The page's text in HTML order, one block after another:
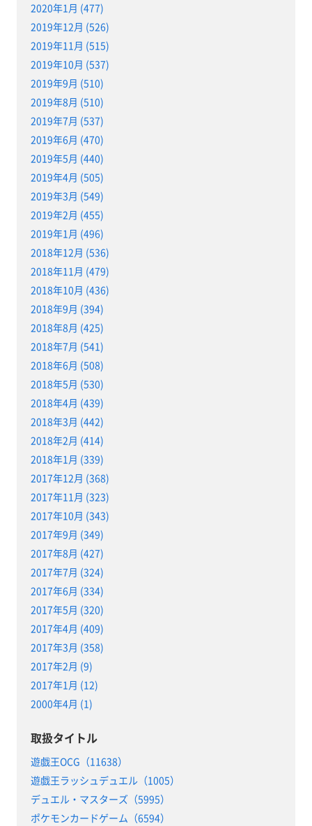
2020年1月 (477)
2019年12月 (526)
2019年11月 (515)
2019年10月 (537)
2019年9月 (510)
2019年8月 (510)
2019年7月 (537)
2019年6月 (470)
2019年5月 (440)
2019年4月 (505)
2019年3月 (549)
2019年2月 (455)
2019年1月 (496)
2018年12月 (536)
2018年11月 (479)
2018年10月 (436)
2018年9月 (394)
2018年8月 (425)
2018年7月 (541)
2018年6月 (508)
2018年5月 (530)
2018年4月 (439)
2018年3月 (442)
2018年2月 (414)
2018年1月 (339)
2017年12月 (368)
2017年11月 (323)
2017年10月 (343)
2017年9月 (349)
2017年8月 (427)
2017年7月 (324)
2017年6月 (334)
2017年5月 (320)
2017年4月 (409)
2017年3月 (358)
2017年2月 (9)
2017年1月 (12)
2000年4月 (1)
取扱タイトル
遊戯王OCG（11638）
遊戯王ラッシュデュエル（1005）
デュエル・マスターズ（5995）
ポケモンカードゲーム（6594）